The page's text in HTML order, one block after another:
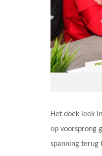
Het doek leek
op voorsprong
spanning terug